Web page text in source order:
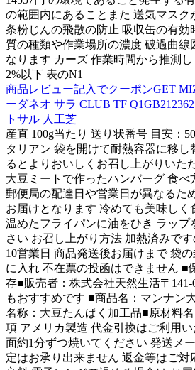
の範囲内にあることまた 送気マスク
条粉じんの飛散の防止 吸収缶の有効
質の種類や作業場所の濃度 破過曲線
なります カーズ 作業時間から推測
2%以下 表のN1
商品レビュー記入でクーポンGET
ーダネオ サラ CLUB TF
トサル 人工芝
産直 100g当たり 送り状番号 目安：
タリアン 袋を開けて耐熱容器に移し
るとよりおいしくお召し上がりいた
大豆ミートで作ったハンバーグ 食べ
郵便局の配達日や営業日が異なるた
お届けとなります 冷めても美味しく
温めたフライパンに油をひき ラップ
さい お召し上がり方法 加熱済みで
10営業日 商品発送後お届けまで 袋
に入れ 不在票の投函はできません ■
存■販売者：株式会社天然生活〒141-
もおすすめです ■商品名：マンナン
名称：大豆たんぱく加工品■原材料
項 アメリカ製造 代金引換はご利用
面約1分ずつ焼いてください 発送メ
定はお承り出来ません 返金等はご対